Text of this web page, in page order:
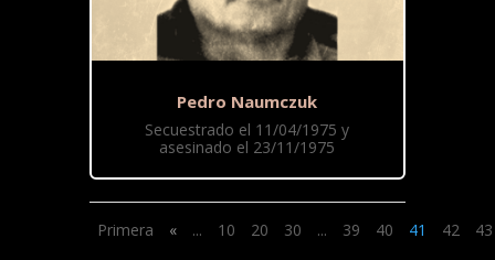
Pedro Naumczuk
Secuestrado el 11/04/1975 y
asesinado el 23/11/1975
Primera « ... 10 20 30 ... 39 40 41 42 43